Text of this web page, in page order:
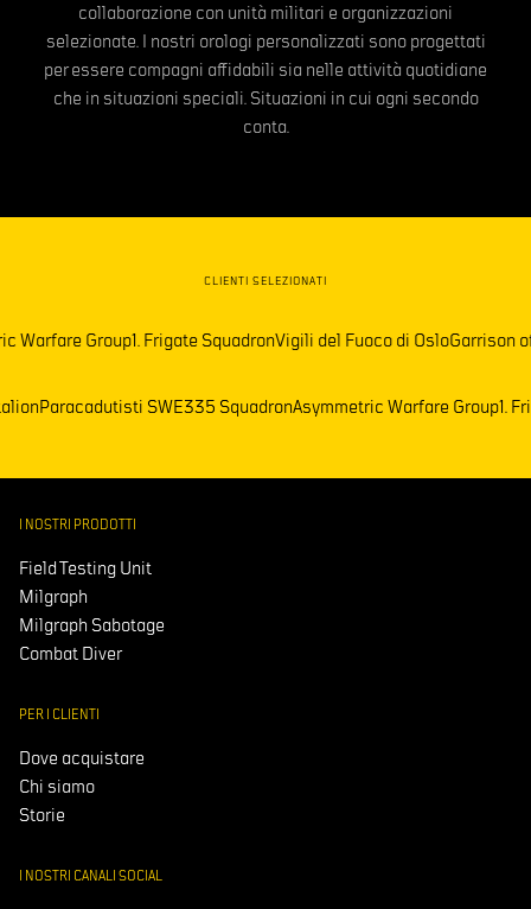
collaborazione con unità militari e organizzazioni
selezionate. I nostri orologi personalizzati sono progettati
per essere compagni affidabili sia nelle attività quotidiane
che in situazioni speciali. Situazioni in cui ogni secondo
conta.
CLIENTI SELEZIONATI
Group1. Frigate SquadronVigili del Fuoco di OsloGarrison of
Paracadutisti SWE335 SquadronAsymmetric Warfare Group
I NOSTRI PRODOTTI
Field Testing Unit
Milgraph
Milgraph Sabotage
Combat Diver
PER I CLIENTI
Dove acquistare
Chi siamo
Storie
I NOSTRI CANALI SOCIAL